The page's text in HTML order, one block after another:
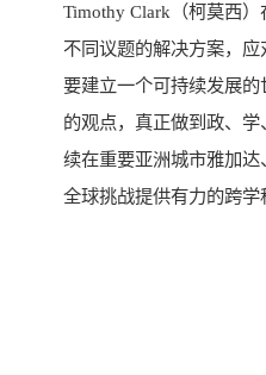
Timothy Clark（柯莫西
不同议题的解决方案，
要建立一个可持续发展
的观点，真正做到政、
续在重要亚洲城市雅加
全球挑战提供有力的跨学